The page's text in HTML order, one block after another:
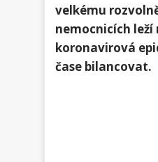
velkému
nemocnicích
koronavirová
čase bilancovat.